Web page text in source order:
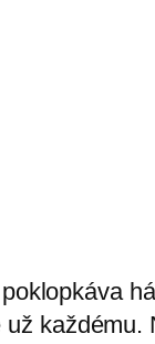
každému.